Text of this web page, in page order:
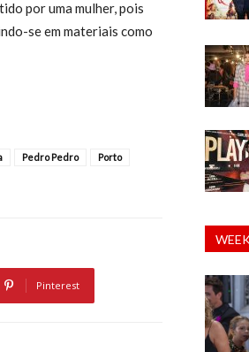
por uma mulher, pois
se em materiais como
Pedro Pedro
Porto
Pinterest